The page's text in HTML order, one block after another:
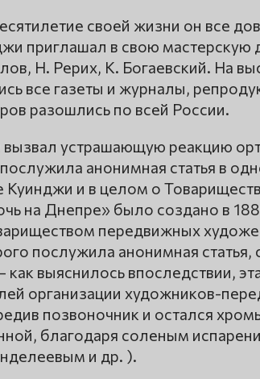
своей жизни он все
приглашал в свою мастерскую
Н. Рерих, К. Богаевский. На
все газеты и журналы,
разошлись по всей России.
устрашающую реакцию
анонимная статья в
Куинджи и в целом о
на Днепре» было создано в
передвижных
послужила анонимная статья,
выяснилось впоследствии,
организации художников-
позвоночник и остался
благодаря соленым
и др. ).